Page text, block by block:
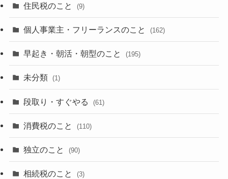
住民税のこと (9)
個人事業主・フリーランスのこと (162)
早起き・朝活・朝型のこと (195)
未分類 (1)
段取り・すぐやる (61)
消費税のこと (110)
独立のこと (90)
相続税のこと (3)